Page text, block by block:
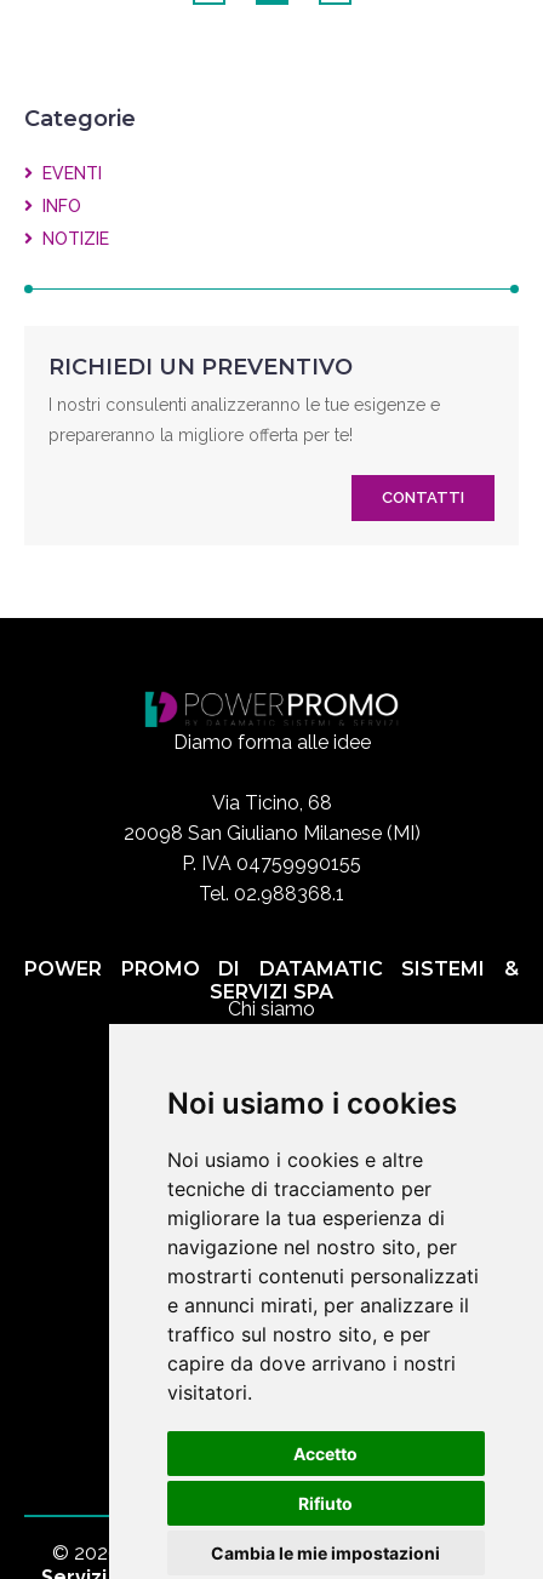
Noi usiamo i cookies
Noi usiamo i cookies e altre
tecniche di tracciamento per
migliorare la tua esperienza di
navigazione nel nostro sito, per
mostrarti contenuti personalizzati
e annunci mirati, per analizzare il
traffico sul nostro sito, e per
capire da dove arrivano i nostri
visitatori.
Accetto
Rifiuto
Cambia le mie impostazioni
Categorie
EVENTI
INFO
NOTIZIE
RICHIEDI UN PREVENTIVO
I nostri consulenti analizzeranno le tue esigenze e
prepareranno la migliore offerta per te!
CONTATTI
Diamo forma alle idee
Via Ticino, 68
20098 San Giuliano Milanese (MI)
P. IVA 04759990155
Tel. 02.988368.1
POWER PROMO DI DATAMATIC SISTEMI &
SERVIZI SPA
Chi siamo
COSA FACCIAMO
Merchandising
Abbigliamento personalizzato
Articoli Promozionali
Video Brochure
SOCIAL NETWORK
© 2026
Power Promo di Datamatic Sistemi &